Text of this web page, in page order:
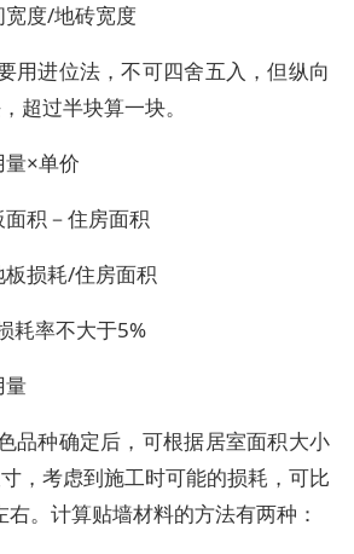
度/地砖宽度
用进位法，不可四舍五入，但纵向
超过半块算一块。
×单价
积－住房面积
损耗/住房面积
耗率不大于5%
量
品种确定后，可根据居室面积大小
，考虑到施工时可能的损耗，可比
。计算贴墙材料的方法有两种：